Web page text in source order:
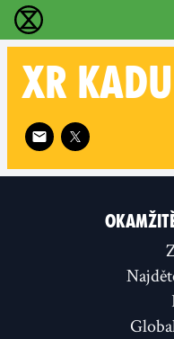
Rebelie proti
XR
Follow XR Kaduna on